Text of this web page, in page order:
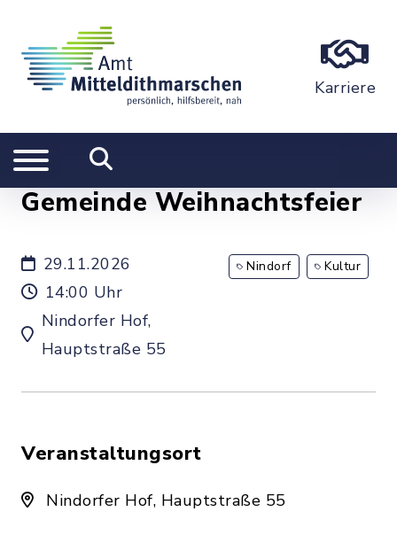
Karriere
Gemeinde Weihnachtsfeier
29.11.2026
14:00 Uhr
Nindorfer Hof,
Hauptstraße 55
Nindorf Kultur
Veranstaltungsort
Nindorfer Hof, Hauptstraße 55